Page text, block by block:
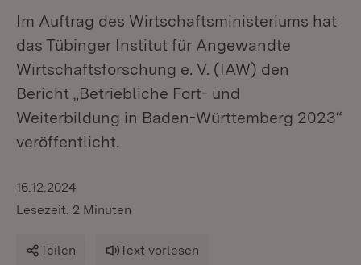
Im Auftrag des Wirtschaftsministeriums hat
das Tübinger Institut für Angewandte
Wirtschaftsforschung e. V. (IAW) den
Bericht „Betriebliche Fort- und
Weiterbildung in Baden-Württemberg 2023“
veröffentlicht.
16.12.2024
Lesezeit: 2 Minuten
Teilen Text vorlesen